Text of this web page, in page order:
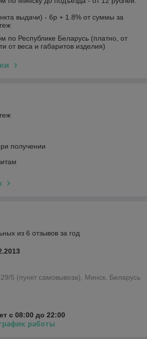
выдачи) - 6р + 1.8% от суммы за
по Республике Беларусь (платно, от
от веса и габаритов изделия)
получении
из 6 отзывов за год
5 (пункт самовывоза), Минск, Беларусь
с 08:00 до 22:00
работы